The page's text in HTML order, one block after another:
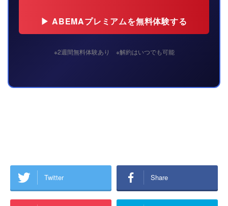
▶ ABEMAプレミアムを無料体験する
※2週間無料体験あり ※解約はいつでも可能
Twitter Share